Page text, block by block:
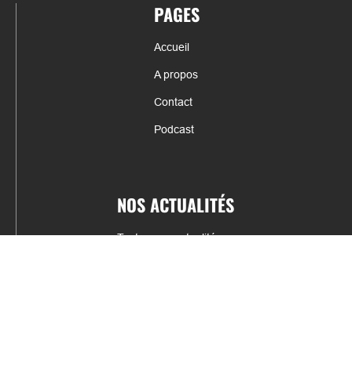
PAGES
Accueil
A propos
Contact
Podcast
NOS ACTUALITÉS
Toutes nos actualités